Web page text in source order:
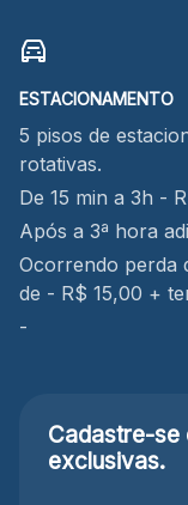
ESTACIONAMENTO
5 pisos de
rotativas.
De 15 min a 3h -
Após a 3ª hora
Ocorrendo perda
de - R$ 15,00 +
-
Cadastre-se
exclusivas.